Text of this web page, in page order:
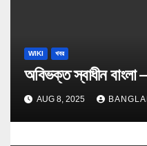
WIKI খবর
অবিভক্ত স্বাধীন
AUG 8, 2025